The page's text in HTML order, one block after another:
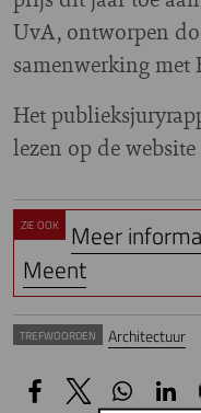
UvA, ontworpen
samenwerking met
Het
lezen op de
ZIE OOK
Meer
Meent
TREFWOORDEN Architectuur